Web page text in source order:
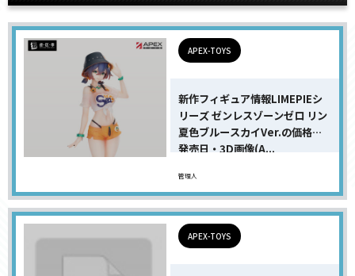
APEX-TOYS
新作フィギュア情報LIMEPIEシ
リーズ ゼンレスゾーンゼロ リン
夏色ブルースカイVer.の価格・
発売日・3D画像(A...
管理人
APEX-TOYS